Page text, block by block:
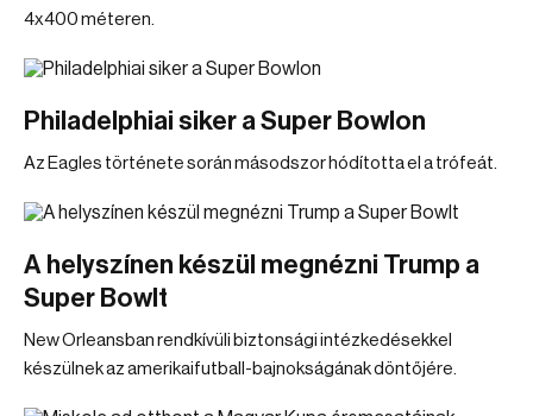
4x400 méteren.
Philadelphiai siker a Super Bowlon
Az Eagles története során másodszor hódította el a trófeát.
A helyszínen készül megnézni Trump a
Super Bowlt
New Orleansban rendkívüli biztonsági intézkedésekkel
készülnek az amerikaifutball-bajnokságának döntőjére.